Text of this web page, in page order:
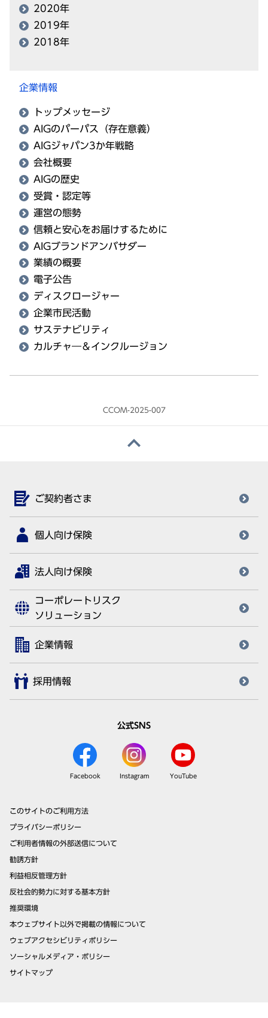
2020年
2019年
2018年
企業情報
トップメッセージ
AIGのパーパス（存在意義）
AIGジャパン3か年戦略
会社概要
AIGの歴史
受賞・認定等
運営の態勢
信頼と安心をお届けするために
AIGブランドアンバサダー
業績の概要
電子公告
ディスクロージャー
企業市民活動
サステナビリティ
カルチャ―＆インクルージョン
CCOM-2025-007
ご契約者さま
個人向け保険
法人向け保険
コーポレートリスク
ソリューション
企業情報
採用情報
公式SNS
Facebook Instagram YouTube
このサイトのご利用方法
プライバシーポリシー
ご利用者情報の外部送信について
勧誘方針
利益相反管理方針
反社会的勢力に対する基本方針
推奨環境
本ウェブサイト以外で掲載の情報について
ウェブアクセシビリティポリシー
ソーシャルメディア・ポリシー
サイトマップ